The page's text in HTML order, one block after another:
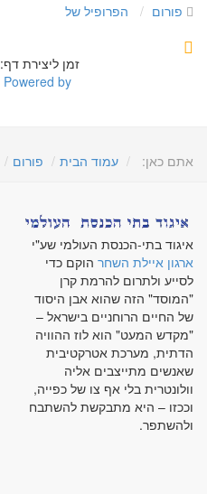
פורום הפרופיל של
זמן ליצירת דף: 0.098 שניות
Powered by
אתם כאן: עמוד הבית פורום
איגוד בתי-הכנסת העולמי שע"י
ארגון איילת השחר הוקם כדי
לסייע ולתרום להרמת קרן
"המוסד" הזה שהוא אבן היסוד
של החיים הרוחניים בישראל –
"מקדש המעט" הוא לוז ההוויה
הדתית, מערכת אטרקטיבית
שאנשים מתייצבים אליה
וולונטרית בלי אף צו של כפייה,
וככזו – היא מתבקשת להשתבח
ולהשתפר.